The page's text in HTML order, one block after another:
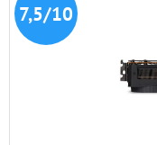
7,5/10